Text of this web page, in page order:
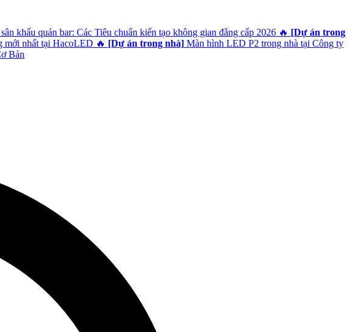
khấu quán bar: Các Tiêu chuẩn kiến tạo không gian đẳng cấp 2026 🔥 [Dự án trong
mới nhất tại HacoLED 🔥 [Dự án trong nhà] Màn hình LED P2 trong nhà tại Công ty
Bản